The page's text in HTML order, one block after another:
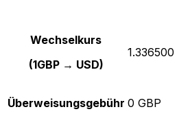
Wechselkurs
(1GBP → USD)
1.336500
Überweisungsgebühr 0 GBP